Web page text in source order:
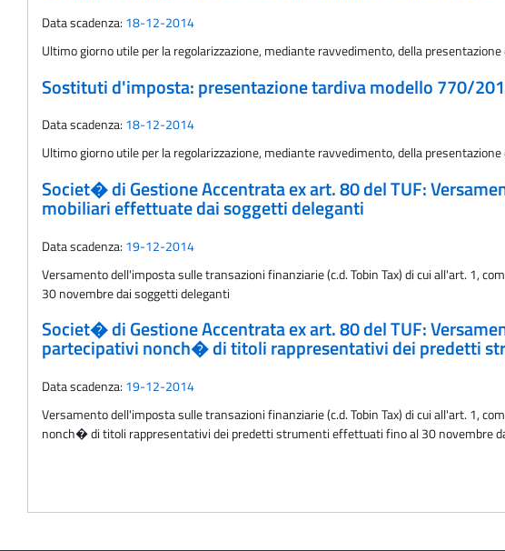
Data scadenza: 18-12-2014
Ultimo giorno utile per la regolarizzazione, mediante ravvedimento, della
Sostituti d'imposta: presentazione tardiva modello 770/
Data scadenza: 18-12-2014
Ultimo giorno utile per la regolarizzazione, mediante ravvedimento, della
Societ� di Gestione Accentrata ex art. 80 del TUF:
mobiliari effettuate dai soggetti deleganti
Data scadenza: 19-12-2014
Versamento dell'imposta sulle transazioni finanziarie (c.d. Tobin Tax) di cui all'art. 1,
30 novembre dai soggetti deleganti
Societ� di Gestione Accentrata ex art. 80 del TUF:
partecipativi nonch� di titoli rappresentativi dei predetti
Data scadenza: 19-12-2014
Versamento dell'imposta sulle transazioni finanziarie (c.d. Tobin Tax) di cui all'art. 1,
nonch� di titoli rappresentativi dei predetti strumenti effettuati fino al 30 novembre